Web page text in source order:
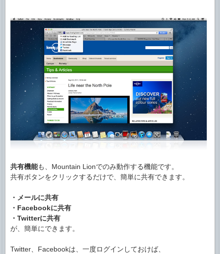
共有機能も、Mountain Lionでのみ動作する機能です。
共有ボタンをクリックするだけで、簡単に共有できます。
・メールに共有
・Facebookに共有
・Twitterに共有
が、簡単にできます。
Twitter、Facebookは、一度ログインしておけば、